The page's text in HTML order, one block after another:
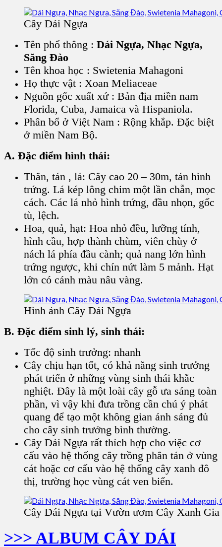
Cây Dái Ngựa
Tên phổ thông : Dái Ngựa, Nhạc Ngựa,
Săng Đào
Tên khoa học : Swietenia Mahagoni
Họ thực vật : Xoan Meliaceae
Nguồn gốc xuất xứ : Bản địa miền nam
Florida, Cuba, Jamaica và Hispaniola.
Phân bổ ở Việt Nam : Rộng khắp. Đặc biệt
ở miền Nam Bộ.
A. Đặc điểm hình thái:
Thân, tán , lá: Cây cao 20 – 30m, tán hình
trứng. Lá kép lông chim một lần chẵn, mọc
cách. Các lá nhỏ hình trứng, đầu nhọn, gốc
tù, lệch.
Hoa, quả, hạt: Hoa nhỏ đều, lưỡng tính,
hình cầu, hợp thành chùm, viên chùy ở
nách lá phía đầu cành; quả nang lớn hình
trứng ngược, khi chín nứt làm 5 mảnh. Hạt
lớn có cánh màu nâu vàng.
Hình ảnh Cây Dái Ngựa
B. Đặc điểm sinh lý, sinh thái:
Tốc độ sinh trưởng: nhanh
Cây chịu hạn tốt, có khả năng sinh trưởng
phát triển ở những vùng sinh thái khắc
nghiệt. Đây là một loài cây gỗ ưa sáng toàn
phần, vì vậy khi đưa trồng cần chú ý phát
quang để tạo một không gian ánh sáng đủ
cho cây sinh trưởng bình thường.
Cây Dái Ngựa rất thích hợp cho việc cơ
cấu vào hệ thống cây trồng phân tán ở vùng
cát hoặc cơ cấu vào hệ thống cây xanh đô
thị, trường học vùng cát ven biển.
Cây Dái Ngựa tại Vườn ươm Cây Xanh Gia
>>> ALBUM CÂY DÁI